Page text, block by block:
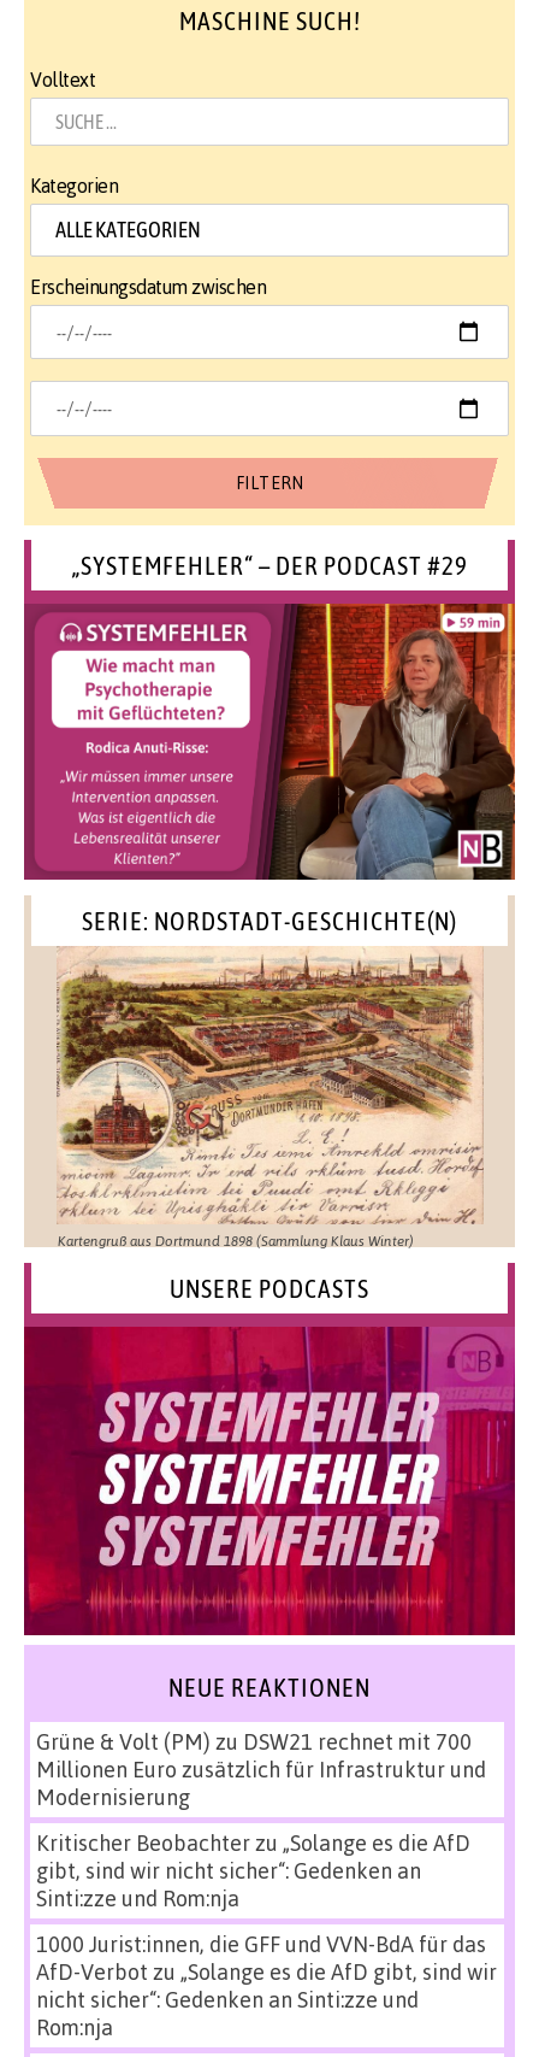
MASCHINE SUCH!
Volltext
Kategorien
Erscheinungsdatum zwischen
„SYSTEMFEHLER“ – DER PODCAST #29
SERIE: NORDSTADT-GESCHICHTE(N)
Kartengruß aus Dortmund 1898 (Sammlung Klaus Winter)
UNSERE PODCASTS
NEUE REAKTIONEN
Grüne & Volt (PM) zu DSW21 rechnet mit 700
Millionen Euro zusätzlich für Infrastruktur und
Modernisierung
Kritischer Beobachterzu „Solange es die AfD
gibt, sind wir nicht sicher“: Gedenken an
Sinti:zze und Rom:nja
1000 Jurist:innen, die GFF und VVN-BdA für das
AfD-Verbot zu „Solange es die AfD gibt, sind wir
nicht sicher“: Gedenken an Sinti:zze und
Rom:nja